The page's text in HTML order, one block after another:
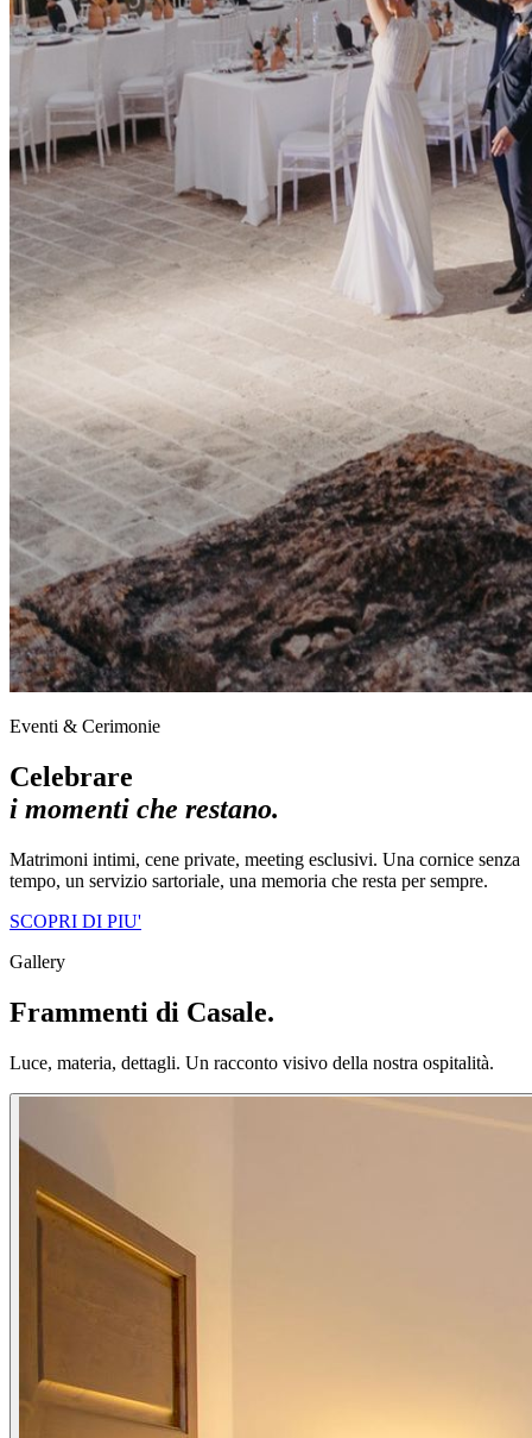
Eventi & Cerimonie
Celebrare
i momenti che restano.
Matrimoni intimi, cene private, meeting esclusivi. Una cornice senza
tempo, un servizio sartoriale, una memoria che resta per sempre.
SCOPRI DI PIU'
Gallery
Frammenti di Casale.
Luce, materia, dettagli. Un racconto visivo della nostra ospitalità.